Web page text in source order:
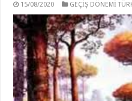
15/08/2020 GEÇİŞ DÖNEMİ